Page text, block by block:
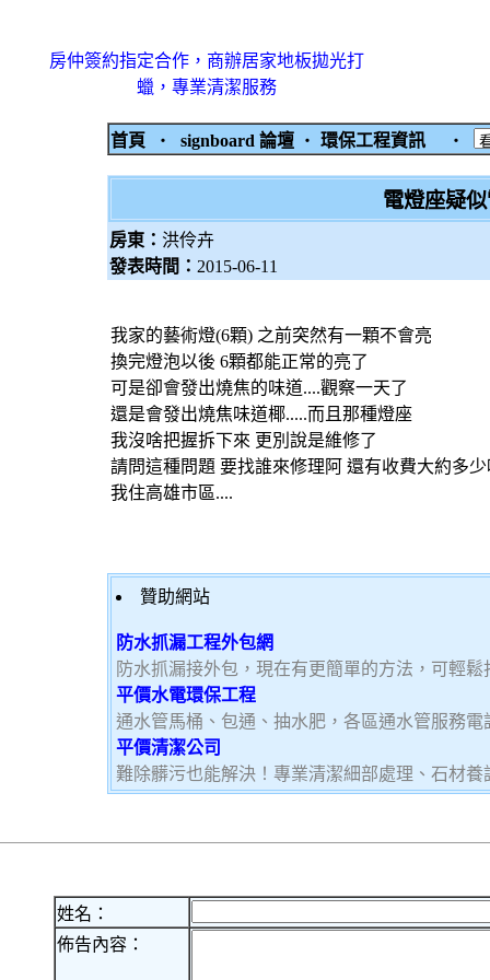
房仲簽約指定合作，商辦居家地板拋光打
蠟，專業清潔服務
首頁 ‧ signboard 論壇 ‧ 環保工程資訊 ‧
電燈座疑
房東： 洪伶卉
發表時間： 2015-06-11
我家的藝術燈(6顆) 之前突然有一顆不會亮
換完燈泡以後 6顆都能正常的亮了
可是卻會發出燒焦的味道....觀察一天了
還是會發出燒焦味道椰.....而且那種燈座
我沒啥把握拆下來 更別說是維修了
請問這種問題 要找誰來修理阿 還有收費大約多少
我住高雄市區....
贊助網站
防水抓漏工程外包網
防水抓漏接外包，現在有更簡單的方法，可輕
平價水電環保工程
通水管馬桶、包通、抽水肥，各區通水管服務
平價清潔公司
難除髒污也能解決！專業清潔細部處理、石材
姓名：
佈告內容：